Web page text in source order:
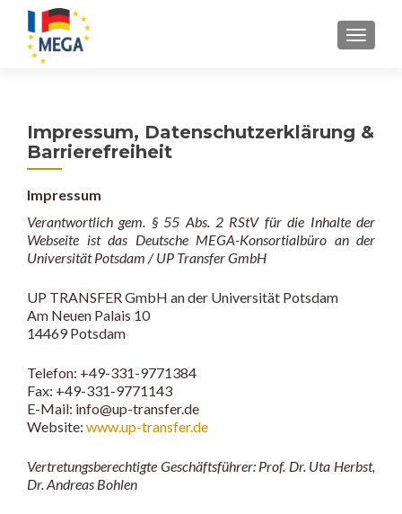
MENU
Impressum, Datenschutzerklärung &
Barrierefreiheit
Impressum
Verantwortlich gem. § 55 Abs. 2 RStV für die Inhalte der
Webseite ist das Deutsche MEGA-Konsortialbüro an der
Universität Potsdam / UP Transfer GmbH
UP TRANSFER GmbH an der Universität Potsdam
Am Neuen Palais 10
14469 Potsdam
Telefon: +49-331-9771384
Fax: +49-331-9771143
E-Mail: info@up-transfer.de
Website: www.up-transfer.de
Vertretungsberechtigte Geschäftsführer: Prof. Dr. Uta Herbst,
Dr. Andreas Bohlen